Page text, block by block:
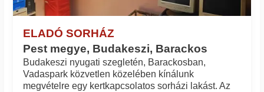
ELADÓ SORHÁZ
Pest megye, Budakeszi, Barackos
Budakeszi nyugati szegletén, Barackosban,
Vadaspark közvetlen közelében kínálunk
megvételre egy kertkapcsolatos sorházi lakást. Az